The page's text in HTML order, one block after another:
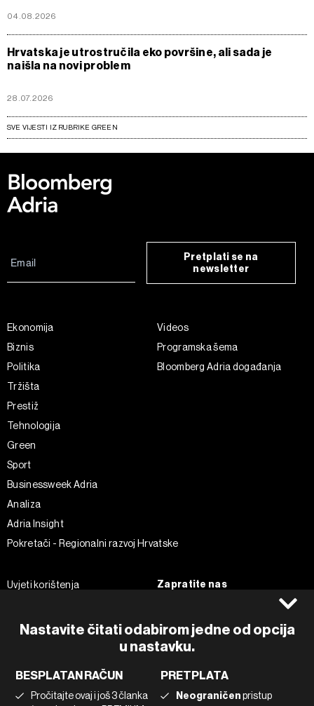
04.08.2026
Hrvatska je utrostručila eko površine, ali sada je
naišla na novi problem
28.07.2026
SVE VIJESTI IZ RUBRIKE GREEN
Nastavite čitati odabirom jedne od opcija
u nastavku.
BESPLATAN RAČUN
Pročitajte ovaj i još 3 članka
PRETPLATA
Neograničenpristup
Pretplati se na
newsletter
Ekonomija
Biznis
Politika
Tržišta
Prestiž
Tehnologija
Green
Sport
Businessweek Adria
Analiza
Adria Insight
Pokretači - Regionalni razvoj Hrvatske
Videos
Programska šema
Bloomberg Adria događanja
Uvjeti korištenja
Politika kolačića
Korištenje umjetne inteligencije
Zapratite nas
Instagram
Twitter
Tiktok